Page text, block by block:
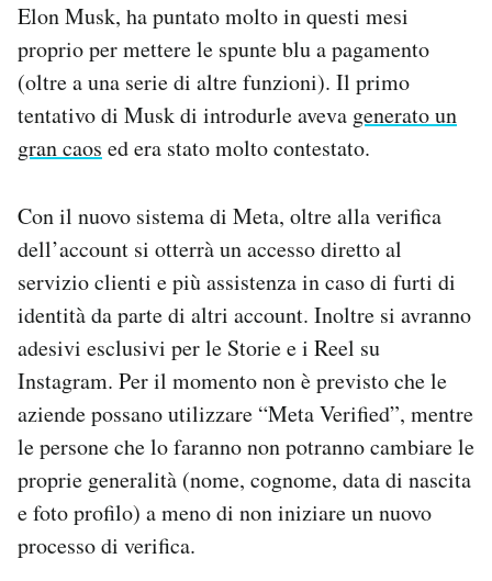
Elon Musk, ha puntato molto in questi mesi
proprio per mettere le spunte blu a pagamento
(oltre a una serie di altre funzioni). Il primo
tentativo di Musk di introdurle aveva generato un
gran caos ed era stato molto contestato.
Con il nuovo sistema di Meta, oltre alla verifica
dell’account si otterrà un accesso diretto al
servizio clienti e più assistenza in caso di furti di
identità da parte di altri account. Inoltre si avranno
adesivi esclusivi per le Storie e i Reel su
Instagram. Per il momento non è previsto che le
aziende possano utilizzare “Meta Verified”, mentre
le persone che lo faranno non potranno cambiare le
proprie generalità (nome, cognome, data di nascita
e foto profilo) a meno di non iniziare un nuovo
processo di verifica.